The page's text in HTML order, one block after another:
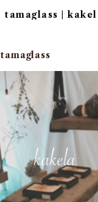
tamaglass |
tamaglass